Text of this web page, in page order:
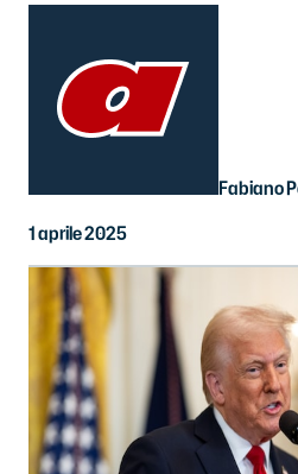
Fabiano
1 aprile 2025